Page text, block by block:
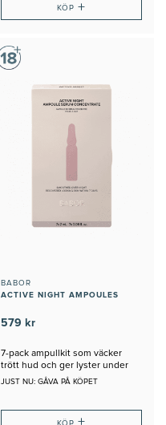
KÖP +
BABOR
ACTIVE NIGHT AMPOULES
579 kr
7-pack ampullkit som väcker
trött hud och ger lyster under
natten
JUST NU: GÅVA PÅ KÖPET
KÖP